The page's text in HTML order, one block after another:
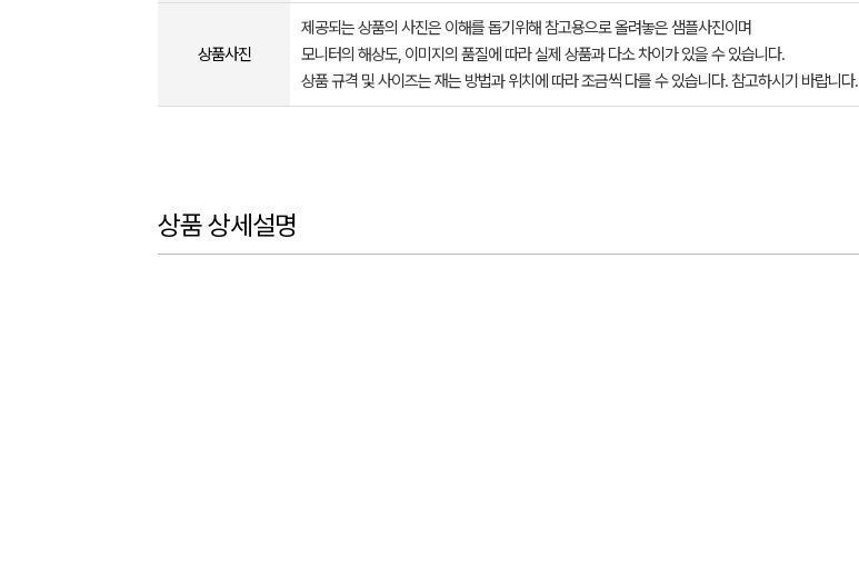
상품사진
제공되는 상품의 사진은 이해를 돕기위해 참고용으로 올려놓은 샘플사진이며
모니터의 해상도, 이미지의 품질에 따라 실제 상품과 다소 차이가 있을 수 있습니다.
상품 규격 및 사이즈는 재는 방법과 위치에 따라 조금씩 다를 수 있습니다. 참고하시기 바랍니다.
상품 상세설명